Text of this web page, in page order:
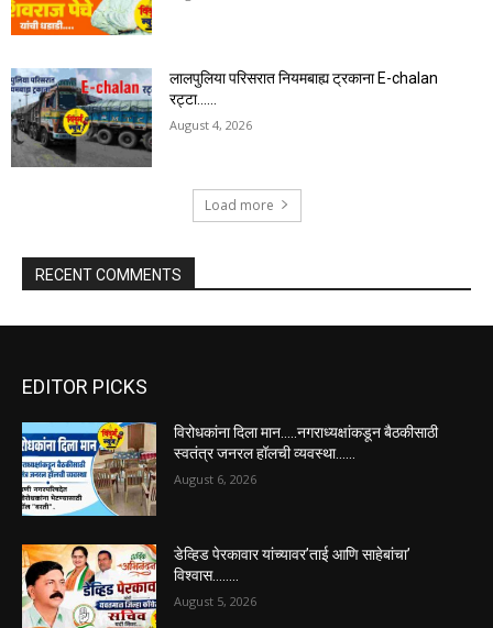
लालपुलिया परिसरात नियमबाह्य ट्रकाना E-chalan
रट्टा……
August 4, 2026
Load more
RECENT COMMENTS
EDITOR PICKS
विरोधकांना दिला मान…..नगराध्यक्षांकडून बैठकीसाठी
स्वतंत्र जनरल हॉलची व्यवस्था……
August 6, 2026
डेव्हिड पेरकावार यांच्यावर’ताई आणि साहेबांचा’
विश्वास……..
August 5, 2026